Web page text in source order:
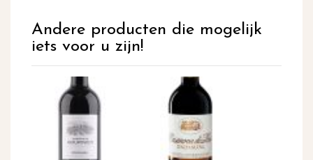
Andere producten die mogelijk
iets voor u zijn!